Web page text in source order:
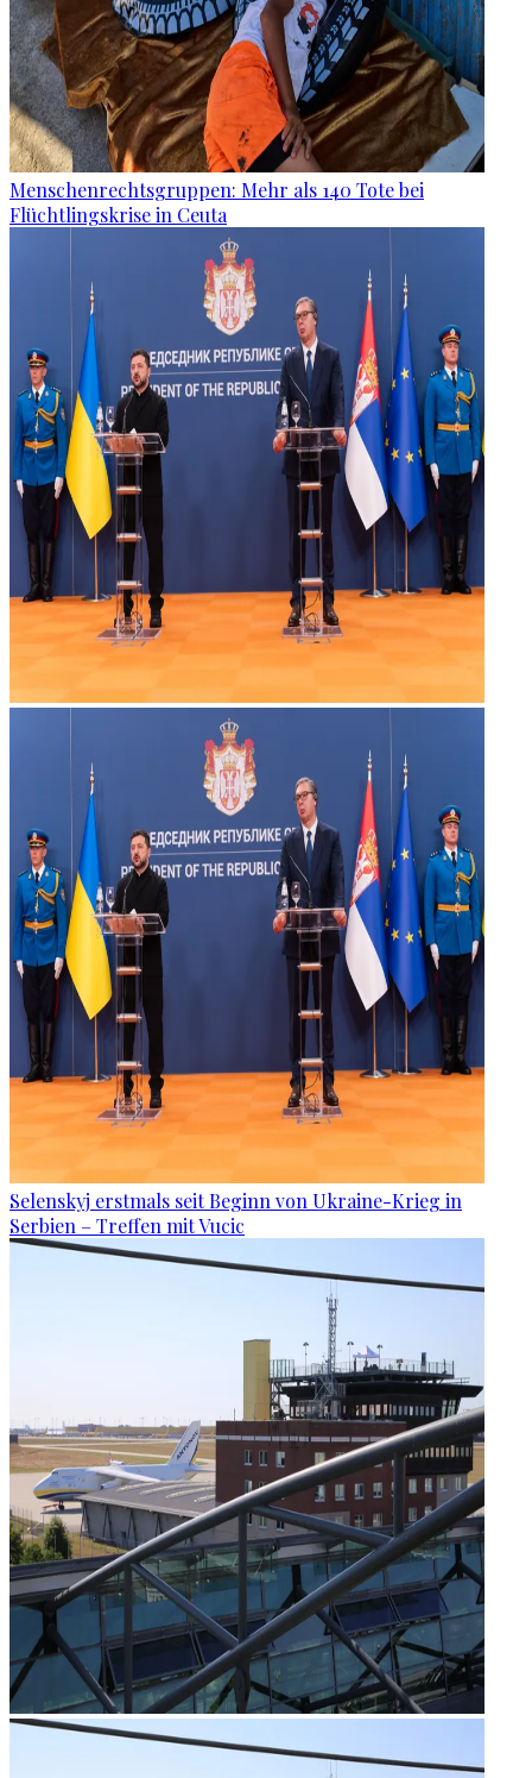
Menschenrechtsgruppen: Mehr als 140 Tote bei
Flüchtlingskrise in Ceuta
Selenskyj erstmals seit Beginn von Ukraine-Krieg in
Serbien – Treffen mit Vucic